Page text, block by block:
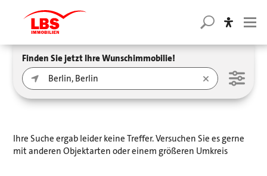
Finden Sie jetzt Ihre Wunschimmobilie!
Ihre Suche ergab leider keine Treffer. Versuchen Sie es gerne
mit anderen Objektarten oder einem größeren Umkreis